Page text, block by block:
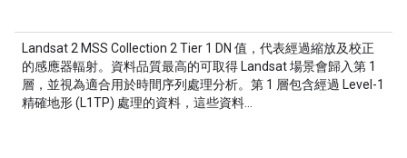
Landsat 2 MSS Collection 2 Tier 1 DN 值，代表經過縮放及校正
的感應器輻射。資料品質最高的可取得 Landsat 場景會歸入第 1
層，並視為適合用於時間序列處理分析。第 1 層包含經過 Level-1
精確地形 (L1TP) 處理的資料，這些資料…